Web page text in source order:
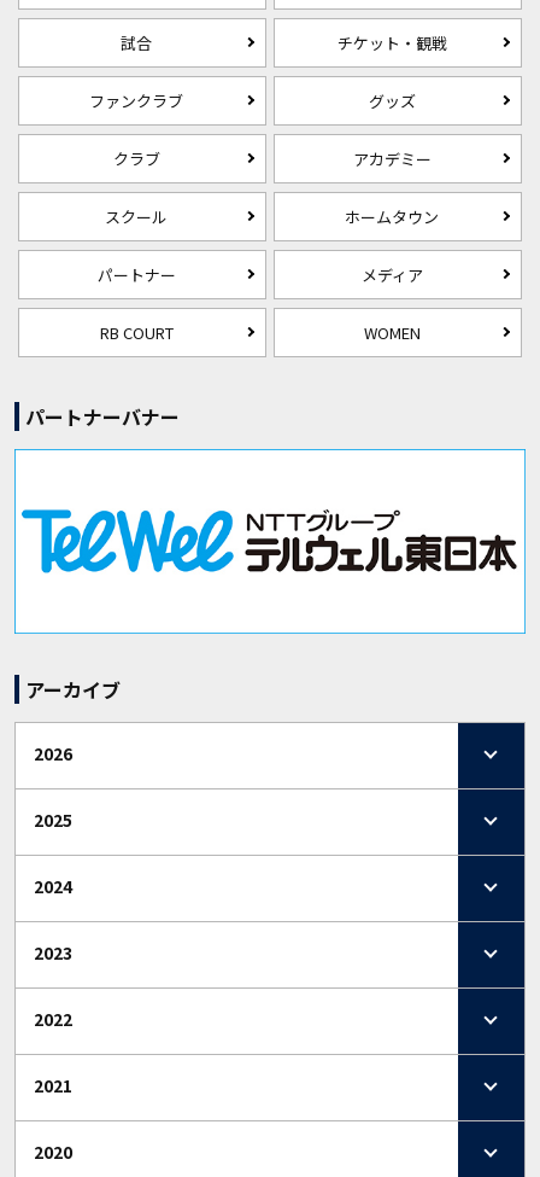
試合 チケット・観戦
ファンクラブ グッズ
クラブ アカデミー
スクール ホームタウン
パートナー メディア
RB COURT WOMEN
パートナーバナー
アーカイブ
2026
2025
2024
2023
2022
2021
2020